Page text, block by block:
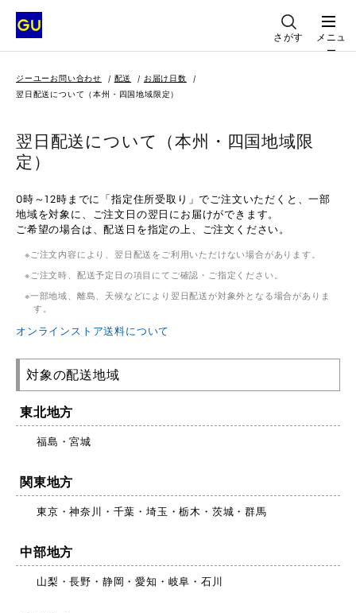
さがす
メニュ
ー
ジーユーお問い合わせ 配送
お届け日数
翌日配送について（本州・四国地域限定）
翌日配送について（本州・四国地域限
定）
0時～12時までに「指定住所受取り」でご注文いただくと、一部
地域を対象に、ご注文日の翌日にお届けができます。
ご希望の場合は、配送日を指定の上、ご注文ください。
ご注文内容により、翌日配送をご利用いただけない場合があります。
ご注文時、配送予定日の項目にてご確認・ご指定ください。
一部地域、離島、天候などにより翌日配送が対象外となる場合がありま
す。
オンラインストア送料について
対象の配送地域
東北地方
福島・宮城
関東地方
東京・神奈川・千葉・埼玉・栃木・茨城・群馬
中部地方
山梨・長野・静岡・愛知・岐阜・石川